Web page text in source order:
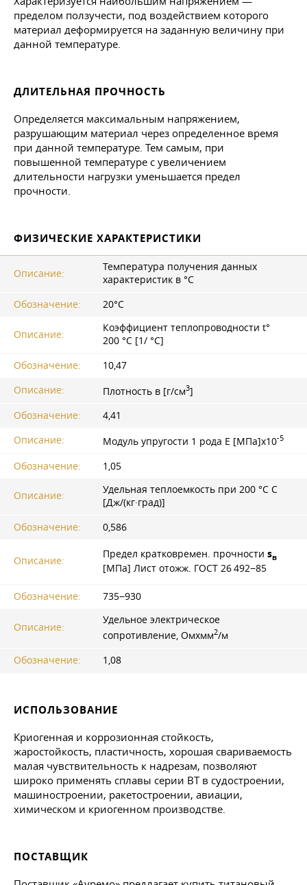
пределом ползучести, под воздействием которого
материал деформируется на заданную величину при
данной температуре.
ДЛИТЕЛЬНАЯ ПРОЧНОСТЬ
Определяется максимальным напряжением,
разрушающим материал через определенное время
при данной температуре. Тем самым, при
повышенной температуре с увеличением
длительности нагрузки уменьшается предел
прочности.
ФИЗИЧЕСКИЕ ХАРАКТЕРИСТИКИ
Описание:
Температура получения данных
характеристик в °С
Обозначение:
20°С
Описание:
Коэффициент теплопроводности t°
200 °C [1/ °С]
Обозначение:
10,47
Описание:
Плотность в [г/см3]
Обозначение:
4,41
Описание:
Модуль упругости 1 рода Е [МПа]x10-5
Обозначение: 1,05
Описание:
Удельная теплоемкость при 200 °C С
[Дж/(кг·град)]
Обозначение:
0,586
Описание:
Предел кратковремен. прочности sв
[МПа] Лист отожж. ГОСТ 26492−85
Обозначение: 735−930
Описание:
Удельное электрическое
сопротивление, Омxмм2/м
Обозначение:
1,08
ИСПОЛЬЗОВАНИЕ
Криогенная и коррозионная стойкость,
жаростойкость, пластичность, хорошая свариваемость
малая чувствительность к надрезам, позволяют
широко применять сплавы серии ВТ в судостроении,
машиностроении, ракетостроении, авиации,
химическом и криогенном производстве.
ПОСТАВЩИК